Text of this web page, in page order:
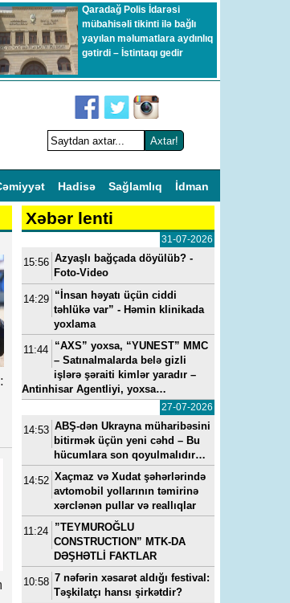
Qaradağ Polis İdarəsi
mübahisəli tikinti ilə bağlı
yayılan məlumatlara aydınlıq
gətirdi – İstintaqı gedir
Hadisə Sağlamlıq İdman
Xəbər lenti
31-07-2026
15:56 Azyaşlı bağçada döyülüb? -
Foto-Video
14:29 “İnsan həyatı üçün ciddi
təhlükə var” - Həmin klinikada
yoxlama
11:44 “AXS” yoxsa, “YUNEST” MMC
– Satınalmalarda belə gizli
işlərə şəraiti kimlər yaradır –
Antinhisar Agentliyi, yoxsa…
27-07-2026
14:53 ABŞ-dən Ukrayna müharibəsini
bitirmək üçün yeni cəhd – Bu
hücumlara son qoyulmalıdır…
14:52 Xaçmaz və Xudat şəhərlərində
avtomobil yollarının təmirinə
xərclənən pullar və reallıqlar
11:24 ”TEYMUROĞLU
CONSTRUCTION” MTK-DA
DƏŞHƏTLİ FAKTLAR
10:58 7 nəfərin xəsarət aldığı festival:
Təşkilatçı hansı şirkətdir?